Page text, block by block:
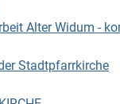
Alter Widum -
Stadtpfarrkirche